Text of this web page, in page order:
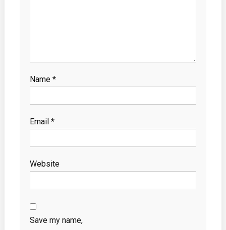
Name *
Email *
Website
Save my name,